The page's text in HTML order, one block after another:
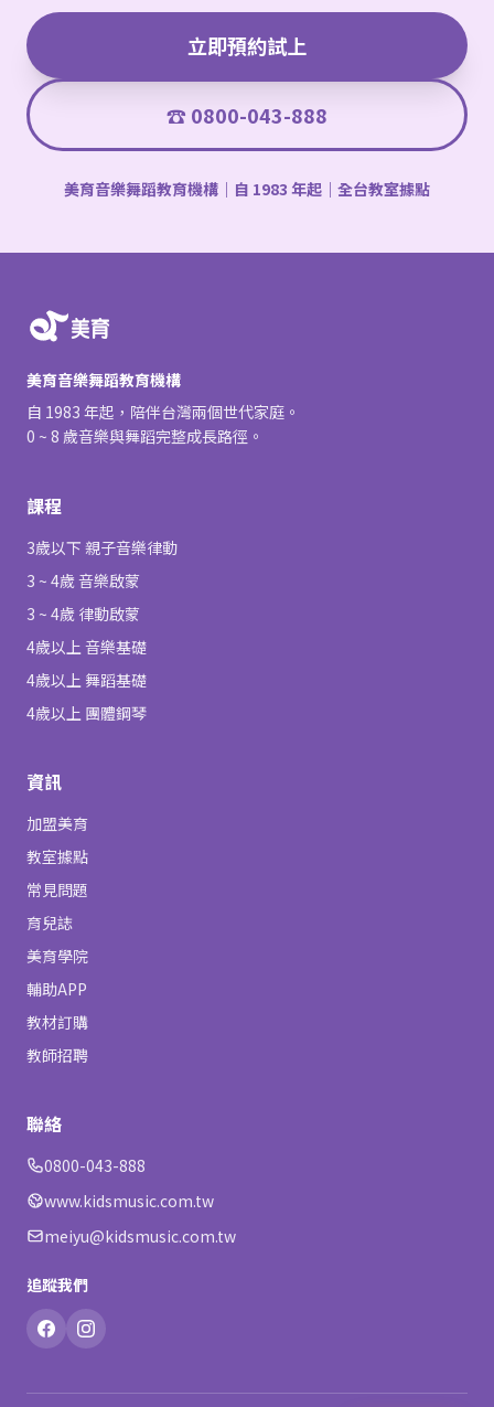
立即預約試上
☎ 0800-043-888
美育音樂舞蹈教育機構｜自 1983 年起｜全台教室據點
美育音樂舞蹈教育機構
自 1983 年起，陪伴台灣兩個世代家庭。
0 ~ 8 歲音樂與舞蹈完整成長路徑。
課程
3歲以下 親子音樂律動
3 ~ 4歲 音樂啟蒙
3 ~ 4歲 律動啟蒙
4歲以上 音樂基礎
4歲以上 舞蹈基礎
4歲以上 團體鋼琴
資訊
加盟美育
教室據點
常見問題
育兒誌
美育學院
輔助APP
教材訂購
教師招聘
聯絡
0800-043-888
www.kidsmusic.com.tw
meiyu@kidsmusic.com.tw
追蹤我們